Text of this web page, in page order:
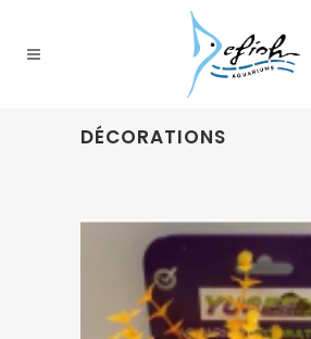
DÉCORATIONS